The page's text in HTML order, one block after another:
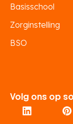
Volg ons op
Basisschool
Zorginstelling
BSO